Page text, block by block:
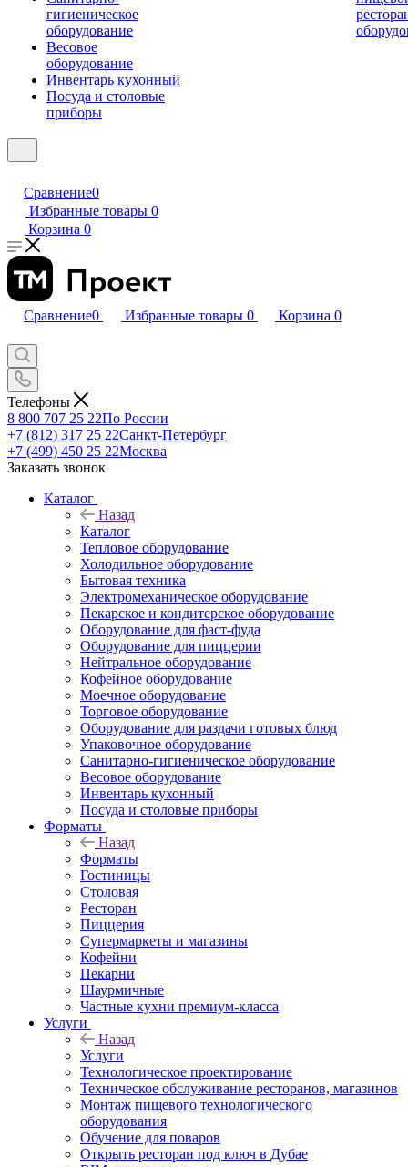
гигиеническое
оборудование
Весовое
оборудование
Инвентарь кухонный
Посуда и столовые
приборы
Сравнение0
Избранные товары 0
Корзина 0
Сравнение0 Избранные товары 0 Корзина 0
Телефоны
8 800 707 25 22По России
+7 (812) 317 25 22Санкт-Петербург
+7 (499) 450 25 22Москва
Заказать звонок
Каталог
Назад
Каталог
Тепловое оборудование
Холодильное оборудование
Бытовая техника
Электромеханическое оборудование
Пекарское и кондитерское оборудование
Оборудование для фаст-фуда
Оборудование для пиццерии
Нейтральное оборудование
Кофейное оборудование
Моечное оборудование
Торговое оборудование
Оборудование для раздачи готовых блюд
Упаковочное оборудование
Санитарно-гигиеническое оборудование
Весовое оборудование
Инвентарь кухонный
Посуда и столовые приборы
Форматы
Назад
Форматы
Гостиницы
Столовая
Ресторан
Пиццерия
Супермаркеты и магазины
Кофейни
Пекарни
Шаурмичные
Частные кухни премиум-класса
Услуги
Назад
Услуги
Технологическое проектирование
Техническое обслуживание ресторанов, магазинов
Монтаж пищевого технологического
оборудования
Обучение для поваров
Открыть ресторан под ключ в Дубае